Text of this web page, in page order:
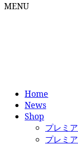
MENU
Home
News
Shop
プレミ
プレミ